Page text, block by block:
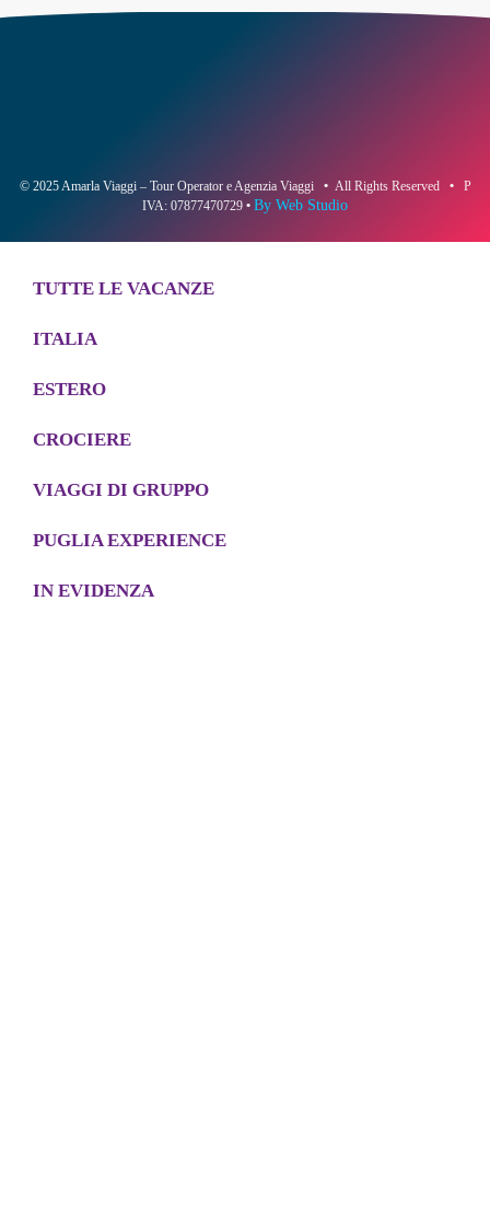
© 2025 Amarla Viaggi – Tour Operator e Agenzia Viaggi • All Rights Reserved • P
IVA: 07877470729 • By Web Studio
TUTTE LE VACANZE
ITALIA
ESTERO
CROCIERE
VIAGGI DI GRUPPO
PUGLIA EXPERIENCE
IN EVIDENZA